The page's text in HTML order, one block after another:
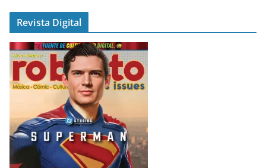
Revista Digital